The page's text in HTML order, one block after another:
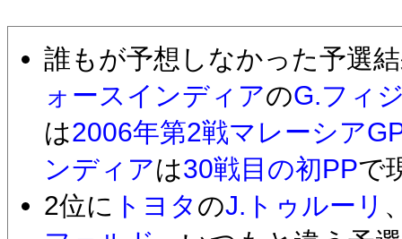
誰もが予想しなかった予選
ォースインディアのG.フィ
は2006年第2戦マレーシア
ンディアは30戦目の初PPで
2位に トヨタ のJ.トゥルーリ